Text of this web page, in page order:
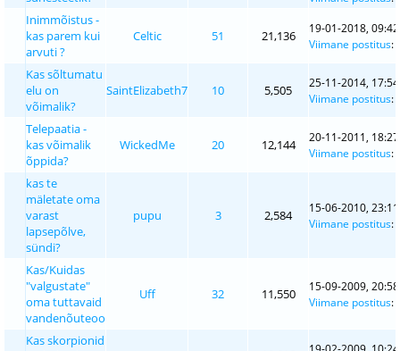
Inimmõistus -
kas parem kui
arvuti ?
Celtic 51 21,136
19-01-2018, 09:42
Viimane postitus:
Kas sõltumatu
elu on
võimalik?
SaintElizabeth7 10 5,505
25-11-2014, 17:54
Viimane postitus:
Telepaatia -
kas võimalik
õppida?
WickedMe 20 12,144
20-11-2011, 18:27
Viimane postitus:
kas te
mäletate oma
varast
lapsepõlve,
sündi?
pupu 3 2,584
15-06-2010, 23:11
Viimane postitus:
Kas/Kuidas
"valgustate"
oma tuttavaid
vandenõuteoo
Uff 32 11,550
15-09-2009, 20:58
Viimane postitus:
Kas skorpionid